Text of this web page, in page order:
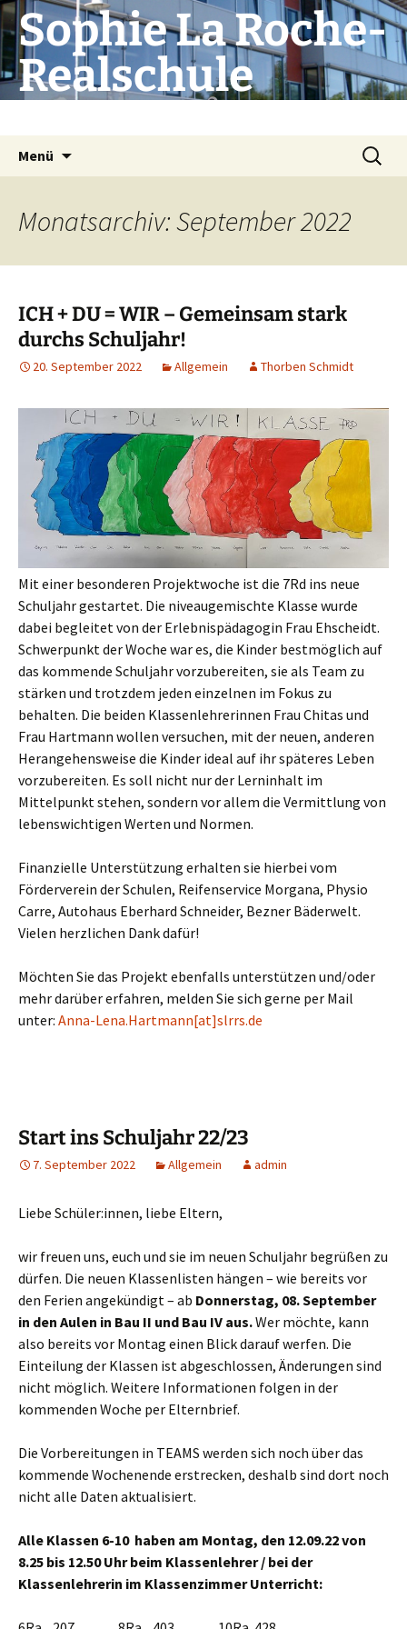
Zum
Inhalt
springen
Sophie La Roche-
Realschule
Menü
Suchen
nach:
Monatsarchiv: September 2022
ICH + DU = WIR – Gemeinsam stark
durchs Schuljahr!
20. September 2022 Allgemein Thorben Schmidt
Mit einer besonderen Projektwoche ist die 7Rd ins neue
Schuljahr gestartet. Die niveaugemischte Klasse wurde
dabei begleitet von der Erlebnispädagogin Frau Ehscheidt.
Schwerpunkt der Woche war es, die Kinder bestmöglich auf
das kommende Schuljahr vorzubereiten, sie als Team zu
stärken und trotzdem jeden einzelnen im Fokus zu
behalten. Die beiden Klassenlehrerinnen Frau Chitas und
Frau Hartmann wollen versuchen, mit der neuen, anderen
Herangehensweise die Kinder ideal auf ihr späteres Leben
vorzubereiten. Es soll nicht nur der Lerninhalt im
Mittelpunkt stehen, sondern vor allem die Vermittlung von
lebenswichtigen Werten und Normen.
Finanzielle Unterstützung erhalten sie hierbei vom
Förderverein der Schulen, Reifenservice Morgana, Physio
Carre, Autohaus Eberhard Schneider, Bezner Bäderwelt.
Vielen herzlichen Dank dafür!
Möchten Sie das Projekt ebenfalls unterstützen und/oder
mehr darüber erfahren, melden Sie sich gerne per Mail
unter: Anna-Lena.Hartmann[at]slrrs.de
Start ins Schuljahr 22/23
7. September 2022 Allgemein admin
Liebe Schüler:innen, liebe Eltern,
wir freuen uns, euch und sie im neuen Schuljahr begrüßen zu
dürfen. Die neuen Klassenlisten hängen – wie bereits vor
den Ferien angekündigt – ab Donnerstag, 08. September
in den Aulen in Bau II und Bau IV aus.Wer möchte, kann
also bereits vor Montag einen Blick darauf werfen. Die
Einteilung der Klassen ist abgeschlossen, Änderungen sind
nicht möglich. Weitere Informationen folgen in der
kommenden Woche per Elternbrief.
Die Vorbereitungen in TEAMS werden sich noch über das
kommende Wochenende erstrecken, deshalb sind dort noch
nicht alle Daten aktualisiert.
Alle Klassen 6-10 haben am Montag, den 12.09.22 von
8.25 bis 12.50 Uhr beim Klassenlehrer / bei der
Klassenlehrerin im Klassenzimmer Unterricht: